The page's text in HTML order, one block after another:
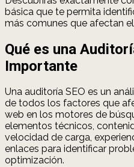
básica que te permita
más comunes que afectan
Qué es una
Importante
Una auditoría SEO es un
de todos los factores que
web en los motores de
elementos técnicos,
velocidad de carga,
enlaces para identificar
optimización.